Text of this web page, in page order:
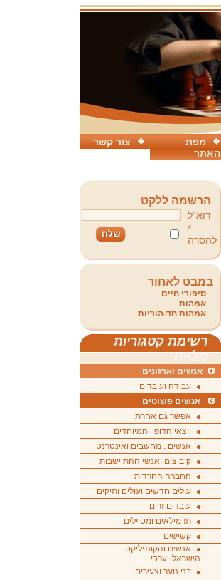
צור קשר
מפת
האתר
הרשמה ללקט
דוא"ל
*
להסרה
במבט לאחור
סיפורי חיים
אמהות
אמהות חד-הוריות
רשימת קטגוריות
מלאה
אנשים וארגונים
עבודה ועובדים
אנשים פשוטים
אפשר גם אחרת
יוצאי הדופן והמיוחדים
אנשים , מחשבים ואינטרנט
קיבוצים ואנשי ההתיישבות
החברה החרדית
עולים חדשים ועולים ותיקים
עובדים זרים
תרמילאים ומטיילים
קשישים
אנשים והקונפליקט
הישראלי-ערבי
בני נוער וצעירים